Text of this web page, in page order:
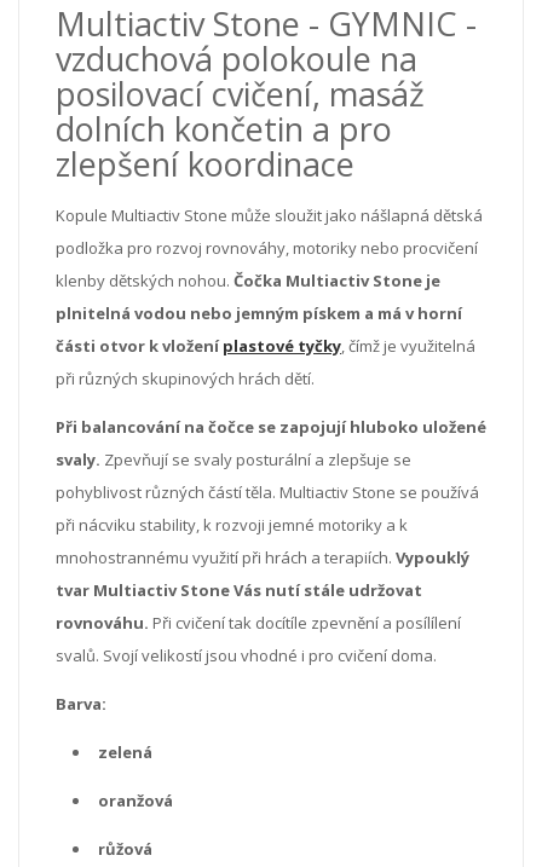
Multiactiv Stone - GYMNIC -
vzduchová polokoule na
posilovací cvičení, masáž
dolních končetin a pro
zlepšení koordinace
Kopule Multiactiv Stone může sloužit jako nášlapná dětská
podložka pro rozvoj rovnováhy, motoriky nebo procvičení
klenby dětských nohou. Čočka Multiactiv Stone je
plnitelná vodou nebo jemným pískem a má v horní
části otvor k vloženíplastové tyčky, čímž je využitelná
při různých skupinových hrách dětí.
Při balancování na čočce se zapojují hluboko uložené
svaly. Zpevňují se svaly posturální a zlepšuje se
pohyblivost různých částí těla. Multiactiv Stone se používá
při nácviku stability, k rozvoji jemné motoriky a k
mnohostrannému využití při hrách a terapiích. Vypouklý
tvar Multiactiv Stone Vás nutí stále udržovat
rovnováhu. Při cvičení tak docítíle zpevnění a posílílení
svalů. Svojí velikostí jsou vhodné i pro cvičení doma.
Barva:
zelená
oranžová
růžová